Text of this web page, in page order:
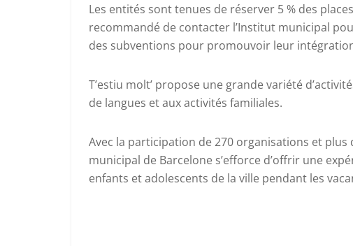
Les entités sont tenues de réserver 5 % des
recommandé de contacter l’Institut municipal
des subventions pour promouvoir leur
T’estiu molt’ propose une grande variété
de langues et aux activités familiales.
Avec la participation de 270 organisations et plus
municipal de Barcelone s’efforce d’offrir une
enfants et adolescents de la ville pendant les